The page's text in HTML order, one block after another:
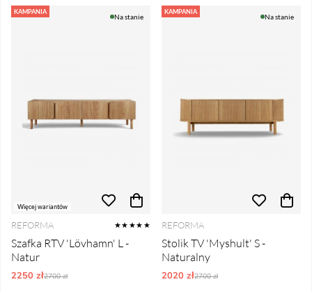
Produkty
KAMPANIA
Więcej wariantów
Na stanie
REFORMA ★★★★★
Szafka RTV 'Lövhamn' L -
Natur
2250 złOrdynarne ceny:
2700 zł
KAMPANIA
Na stanie
REFORMA
Stolik TV 'Myshult' S -
Naturalny
2020 złOrdynarne ceny:
2700 zł